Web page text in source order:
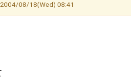
08/18(Wed) 08:41